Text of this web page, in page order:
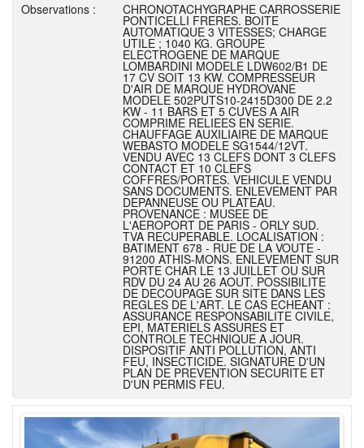
Observations :
CHRONOTACHYGRAPHE CARROSSERIE
PONTICELLI FRERES. BOITE
AUTOMATIQUE 3 VITESSES; CHARGE
UTILE ; 1040 KG. GROUPE
ELECTROGENE DE MARQUE
LOMBARDINI MODELE LDW602/B1 DE
17 CV SOIT 13 KW. COMPRESSEUR
D'AIR DE MARQUE HYDROVANE
MODELE 502PUTS10-2415D300 DE 2.2
KW - 11 BARS ET 5 CUVES A AIR
COMPRIME RELIEES EN SERIE.
CHAUFFAGE AUXILIAIRE DE MARQUE
WEBASTO MODELE SG1544/12VT.
VENDU AVEC 13 CLEFS DONT 3 CLEFS
CONTACT ET 10 CLEFS
COFFRES/PORTES. VEHICULE VENDU
SANS DOCUMENTS. ENLEVEMENT PAR
DEPANNEUSE OU PLATEAU.
PROVENANCE : MUSEE DE
L'AEROPORT DE PARIS - ORLY SUD.
TVA RECUPERABLE. LOCALISATION :
BATIMENT 678 - RUE DE LA VOUTE -
91200 ATHIS-MONS. ENLEVEMENT SUR
PORTE CHAR LE 13 JUILLET OU SUR
RDV DU 24 AU 26 AOUT. POSSIBILITE
DE DECOUPAGE SUR SITE DANS LES
REGLES DE L'ART. LE CAS ECHEANT :
ASSURANCE RESPONSABILITE CIVILE,
EPI, MATERIELS ASSURES ET
CONTROLE TECHNIQUE A JOUR.
DISPOSITIF ANTI POLLUTION, ANTI
FEU, INSECTICIDE. SIGNATURE D'UN
PLAN DE PREVENTION SECURITE ET
D'UN PERMIS FEU.